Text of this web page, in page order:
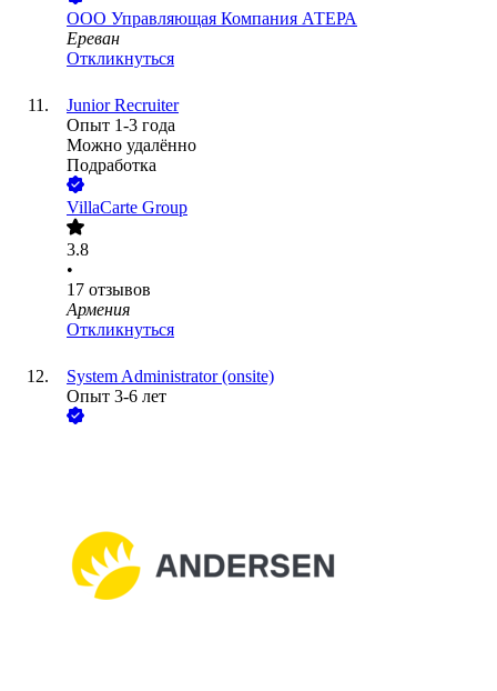
ООО Управляющая Компания АТЕРА
Ереван
Откликнуться
Junior Recruiter
Опыт 1-3 года
Можно удалённо
Подработка
VillaCarte Group
3.8
•
17 отзывов
Армения
Откликнуться
System Administrator (onsite)
Опыт 3-6 лет